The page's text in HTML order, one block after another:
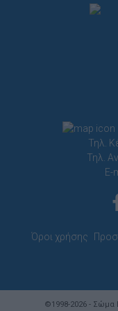
Τηλ.
Τηλ.
E-
Όροι χρήσης
©1998-2026 - Σώμα